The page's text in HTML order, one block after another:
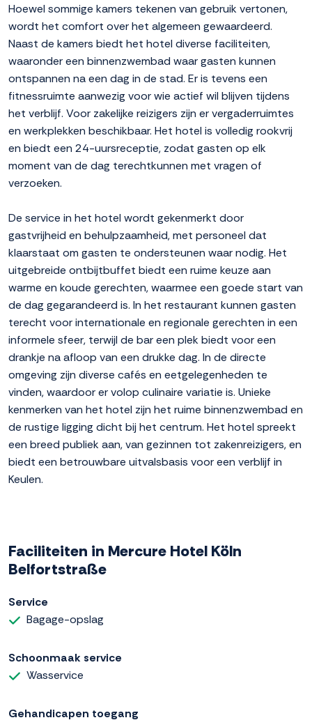
Hoewel sommige kamers tekenen van gebruik vertonen,
wordt het comfort over het algemeen gewaardeerd.
Naast de kamers biedt het hotel diverse faciliteiten,
waaronder een binnenzwembad waar gasten kunnen
ontspannen na een dag in de stad. Er is tevens een
fitnessruimte aanwezig voor wie actief wil blijven tijdens
het verblijf. Voor zakelijke reizigers zijn er vergaderruimtes
en werkplekken beschikbaar. Het hotel is volledig rookvrij
en biedt een 24-uursreceptie, zodat gasten op elk
moment van de dag terechtkunnen met vragen of
verzoeken.
De service in het hotel wordt gekenmerkt door
gastvrijheid en behulpzaamheid, met personeel dat
klaarstaat om gasten te ondersteunen waar nodig. Het
uitgebreide ontbijtbuffet biedt een ruime keuze aan
warme en koude gerechten, waarmee een goede start van
de dag gegarandeerd is. In het restaurant kunnen gasten
terecht voor internationale en regionale gerechten in een
informele sfeer, terwijl de bar een plek biedt voor een
drankje na afloop van een drukke dag. In de directe
omgeving zijn diverse cafés en eetgelegenheden te
vinden, waardoor er volop culinaire variatie is. Unieke
kenmerken van het hotel zijn het ruime binnenzwembad en
de rustige ligging dicht bij het centrum. Het hotel spreekt
een breed publiek aan, van gezinnen tot zakenreizigers, en
biedt een betrouwbare uitvalsbasis voor een verblijf in
Keulen.
Faciliteiten in Mercure Hotel Köln
Belfortstraße
Service
Bagage-opslag
Schoonmaak service
Wasservice
Gehandicapen toegang